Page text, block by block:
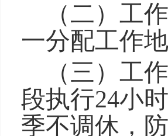
（二）工
一分配工作地
（三）工
段执行24小
季不调休，